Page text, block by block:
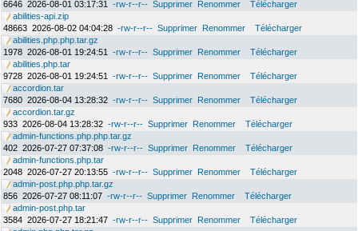
6646 2026-08-01 03:17:31 -rw-r--r-- Supprimer Renommer
Télécharger
abilities-api.zip
48663 2026-08-02 04:04:28 -rw-r--r-- Supprimer Renommer
Télécharger
abilities.php.php.tar.gz
1978 2026-08-01 19:24:51 -rw-r--r-- Supprimer Renommer
Télécharger
abilities.php.tar
9728 2026-08-01 19:24:51 -rw-r--r-- Supprimer Renommer
Télécharger
accordion.tar
7680 2026-08-04 13:28:32 -rw-r--r-- Supprimer Renommer
Télécharger
accordion.tar.gz
933 2026-08-04 13:28:32 -rw-r--r-- Supprimer Renommer
Télécharger
admin-functions.php.php.tar.gz
402 2026-07-27 07:37:08 -rw-r--r-- Supprimer Renommer
Télécharger
admin-functions.php.tar
2048 2026-07-27 20:13:55 -rw-r--r-- Supprimer Renommer
Télécharger
admin-post.php.php.tar.gz
856 2026-07-27 08:11:07 -rw-r--r-- Supprimer Renommer
Télécharger
admin-post.php.tar
3584 2026-07-27 18:21:47 -rw-r--r-- Supprimer Renommer
Télécharger